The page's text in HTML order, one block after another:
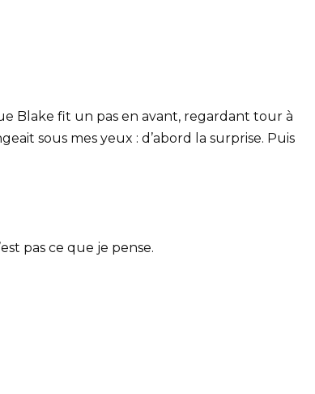
Blake fit un pas en avant, regardant tour à
sous mes yeux : d’abord la surprise. Puis
pas ce que je pense.